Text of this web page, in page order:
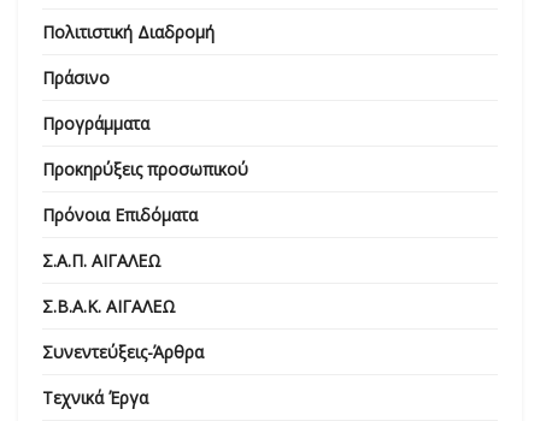
Πολιτιστική Διαδρομή
Πράσινο
Προγράμματα
Προκηρύξεις προσωπικού
Πρόνοια Επιδόματα
Σ.Α.Π. ΑΙΓΑΛΕΩ
Σ.Β.Α.Κ. ΑΙΓΑΛΕΩ
Συνεντεύξεις-Άρθρα
Τεχνικά Έργα